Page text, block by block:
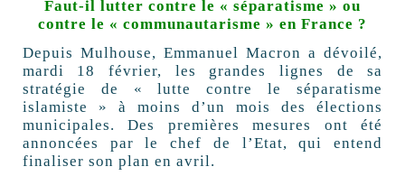
Faut-il lutter contre le « séparatisme » ou
contre le « communautarisme » en France ?
Depuis Mulhouse, Emmanuel Macron a dévoilé,
mardi 18 février, les grandes lignes de sa
stratégie de « lutte contre le séparatisme
islamiste » à moins d’un mois des élections
municipales. Des premières mesures ont été
annoncées par le chef de l’Etat, qui entend
finaliser son plan en avril.